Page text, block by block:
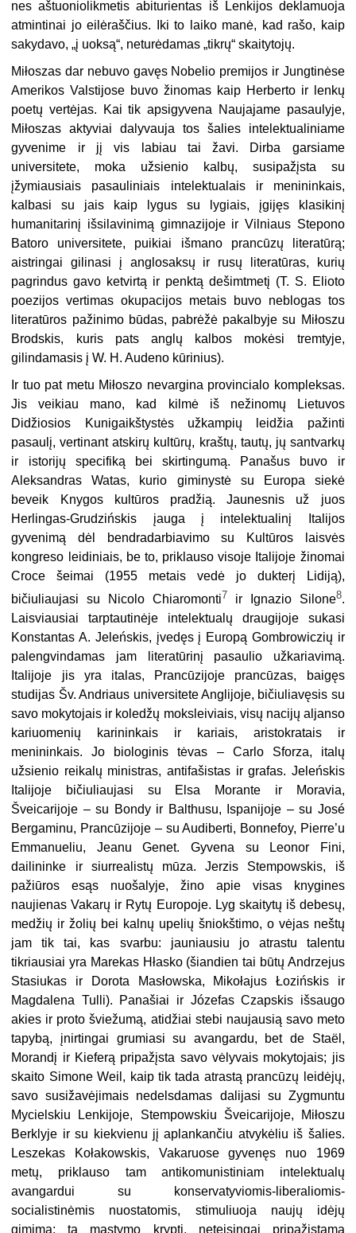
nes aštuoniolikmetis abiturientas iš Lenkijos deklamuoja
atmintinai jo eilėraščius. Iki to laiko manė, kad rašo, kaip
sakydavo, „į uoksą“, neturėdamas „tikrų“ skaitytojų.
Miłoszas dar nebuvo gavęs Nobelio premijos ir Jungtinėse
Amerikos Valstijose buvo žinomas kaip Herberto ir lenkų
poetų vertėjas. Kai tik apsigyvena Naujajame pasaulyje,
Miłoszas aktyviai dalyvauja tos šalies intelektualiniame
gyvenime ir jį vis labiau tai žavi. Dirba garsiame
universitete, moka užsienio kalbų, susipažįsta su
įžymiausiais pasauliniais intelektualais ir menininkais,
kalbasi su jais kaip lygus su lygiais, įgijęs klasikinį
humanitarinį išsilavinimą gimnazijoje ir Vilniaus Stepono
Batoro universitete, puikiai išmano prancūzų literatūrą;
aistringai gilinasi į anglosaksų ir rusų literatūras, kurių
pagrindus gavo ketvirtą ir penktą dešimtmetį (T. S. Elioto
poezijos vertimas okupacijos metais buvo neblogas tos
literatūros pažinimo būdas, pabrėžė pakalbyje su Miłoszu
Brodskis, kuris pats anglų kalbos mokėsi tremtyje,
gilindamasis į W. H. Audeno kūrinius).
Ir tuo pat metu Miłoszo nevargina provincialo kompleksas.
Jis veikiau mano, kad kilmė iš nežinomų Lietuvos
Didžiosios Kunigaikštystės užkampių leidžia pažinti
pasaulį, vertinant atskirų kultūrų, kraštų, tautų, jų santvarkų
ir istorijų specifiką bei skirtingumą. Panašus buvo ir
Aleksandras Watas, kurio giminystė su Europa siekė
beveik Knygos kultūros pradžią. Jaunesnis už juos
Herlingas-Grudzińskis įauga į intelektualinį Italijos
gyvenimą dėl bendradarbiavimo su Kultūros laisvės
kongreso leidiniais, be to, priklauso visoje Italijoje žinomai
Croce šeimai (1955 metais vedė jo dukterį Lidiją),
bičiuliaujasi su Nicolo Chiaromonti7 ir Ignazio Silone8.
Laisviausiai tarptautinėje intelektualų draugijoje sukasi
Konstantas A. Jeleńskis, įvedęs į Europą Gombrowiczių ir
palengvindamas jam literatūrinį pasaulio užkariavimą.
Italijoje jis yra italas, Prancūzijoje prancūzas, baigęs
studijas Šv. Andriaus universitete Anglijoje, bičiuliavęsis su
savo mokytojais ir koledžų moksleiviais, visų nacijų aljanso
kariuomenių karininkais ir kariais, aristokratais ir
menininkais. Jo biologinis tėvas – Carlo Sforza, italų
užsienio reikalų ministras, antifašistas ir grafas. Jeleńskis
Italijoje bičiuliaujasi su Elsa Morante ir Moravia,
Šveicarijoje – su Bondy ir Balthusu, Ispanijoje – su José
Bergaminu, Prancūzijoje – su Audiberti, Bonnefoy, Pierre’u
Emmanueliu, Jeanu Genet. Gyvena su Leonor Fini,
dailininke ir siurrealistų mūza. Jerzis Stempowskis, iš
pažiūros esąs nuošalyje, žino apie visas knygines
naujienas Vakarų ir Rytų Europoje. Lyg skaitytų iš debesų,
medžių ir žolių bei kalnų upelių šniokštimo, o vėjas neštų
jam tik tai, kas svarbu: jauniausiu jo atrastu talentu
tikriausiai yra Marekas Hłasko (šiandien tai būtų Andrzejus
Stasiukas ir Dorota Masłowska, Mikołajus Łozińskis ir
Magdalena Tulli). Panašiai ir Józefas Czapskis išsaugo
akies ir proto šviežumą, atidžiai stebi naujausią savo meto
tapybą, įnirtingai grumiasi su avangardu, bet de Staёl,
Morandį ir Kieferą pripažįsta savo vėlyvais mokytojais; jis
skaito Simone Weil, kaip tik tada atrastą prancūzų leidėjų,
savo susižavėjimais nedelsdamas dalijasi su Zygmuntu
Mycielskiu Lenkijoje, Stempowskiu Šveicarijoje, Miłoszu
Berklyje ir su kiekvienu jį aplankančiu atvykėliu iš šalies.
Leszekas Kołakowskis, Vakaruose gyvenęs nuo 1969
metų, priklauso tam antikomunistiniam intelektualų
avangardui su konservatyviomis-liberaliomis-
socialistinėmis nuostatomis, stimuliuoja naujų idėjų
gimimą; tą mąstymo kryptį, neteisingai pripažįstamą